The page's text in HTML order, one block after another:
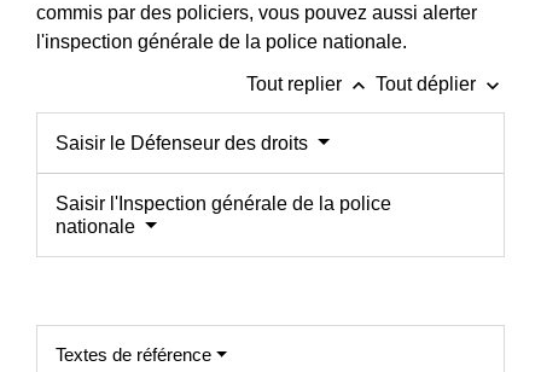
commis par des policiers, vous pouvez aussi alerter
l'inspection générale de la police nationale.
Tout replier keyboard_arrow_up Tout déplier keyboard_arrow_down
Saisir le Défenseur des droits
Saisir l'Inspection générale de la police
nationale
Textes de référence